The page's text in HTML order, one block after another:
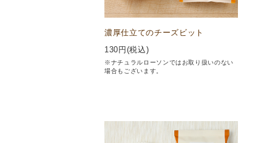
濃厚仕立てのチーズビット
130 円(税込)
※ナチュラルローソンではお取り扱いのない
場合もございます。